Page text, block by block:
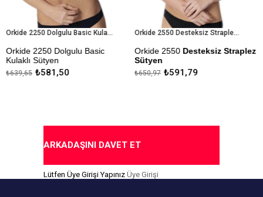
Orkide 2250 Dolgulu Basic Kulaklı Sütyen
2250 Dolgulu Basic
Sütyen
Ödeme Seçeneği
₺581,50
Orkide 2550 Desteksiz Straplez Sütyen
Orkide 2550Desteksiz Straplez
₺591,79
Orkide
ARKADAŞINI DAVET ET
Lütfen Üye Girişi Yapınız Üye Girişi